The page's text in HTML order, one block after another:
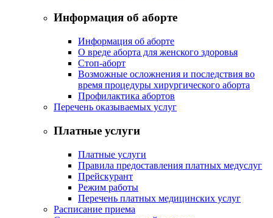
Информация об аборте
Информация об аборте
О вреде аборта для женского здоровья
Стоп-аборт
Возможные осложнения и последствия во
время процедуры хирургического аборта
Профилактика абортов
Перечень оказываемых услуг
Платные услуги
Платные услуги
Правила предоставления платных медуслуг
Прейскурант
Режим работы
Перечень платных медицинских услуг
Расписание приема